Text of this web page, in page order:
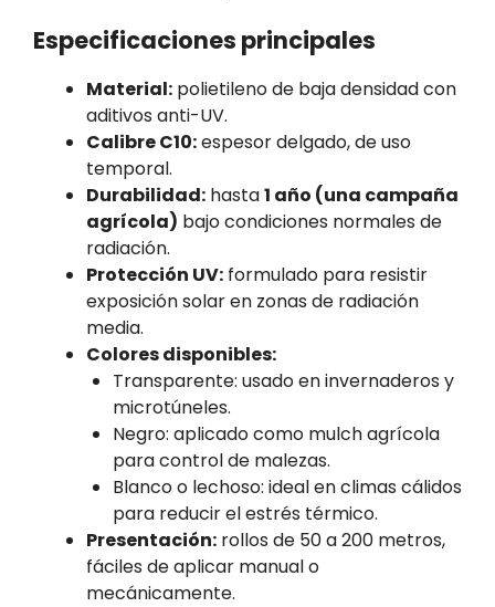
Especificaciones principales
Material: polietileno de baja densidad con
aditivos anti-UV.
Calibre C10:espesor delgado, de uso
temporal.
Durabilidad: hasta1 año (una campaña
agrícola) bajo condiciones normales de
radiación.
Protección UV: formulado para resistir
exposición solar en zonas de radiación
media.
Colores disponibles:
Transparente: usado en invernaderos y
microtúneles.
Negro: aplicado como mulch agrícola
para control de malezas.
Blanco o lechoso: ideal en climas cálidos
para reducir el estrés térmico.
Presentación: rollos de 50 a 200 metros,
fáciles de aplicar manual o
mecánicamente.